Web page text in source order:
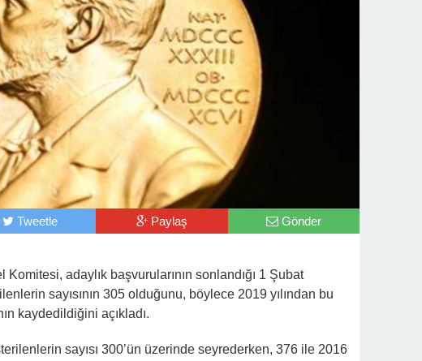
Tweetle Paylaş Gönder
adaylık başvurularının sonlandığı 1 Şubat
sayısının 305 olduğunu, böylece 2019 yılından bu
kaydedildiğini açıkladı.
sayısı 300’ün üzerinde seyrederken, 376 ile 2016